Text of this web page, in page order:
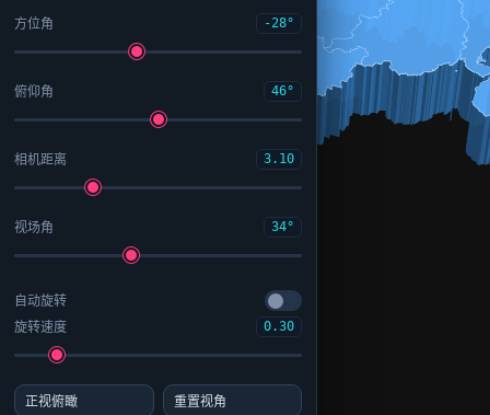
方位角 -28°
俯仰角 46°
相机距离 3.10
视场角 34°
自动旋转
旋转速度
0.30
正视俯瞰 重置视角